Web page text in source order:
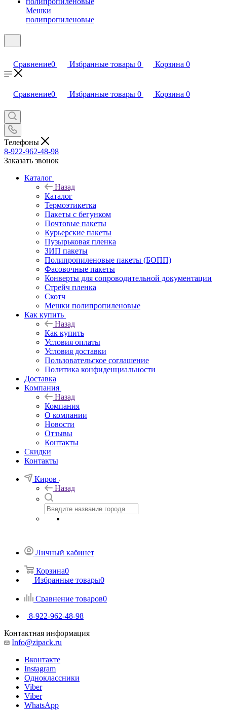
Мешки
полипропиленовые
Сравнение0 Избранные товары 0 Корзина 0
Сравнение0 Избранные товары 0 Корзина 0
Телефоны
8-922-962-48-98
Заказать звонок
Каталог
Назад
Каталог
Термоэтикетка
Пакеты с бегунком
Почтовые пакеты
Курьерские пакеты
Пузырьковая пленка
ЗИП пакеты
Полипропиленовые пакеты (БОПП)
Фасовочные пакеты
Конверты для сопроводительной документации
Стрейч пленка
Скотч
Мешки полипропиленовые
Как купить
Назад
Как купить
Условия оплаты
Условия доставки
Пользовательское соглашение
Политика конфиденциальности
Доставка
Компания
Назад
Компания
О компании
Новости
Отзывы
Контакты
Скидки
Контакты
Киров
Назад
Личный кабинет
Корзина0
Избранные товары0
Сравнение товаров0
8-922-962-48-98
Контактная информация
Info@zipack.ru
Вконтакте
Instagram
Одноклассники
Viber
Viber
WhatsApp